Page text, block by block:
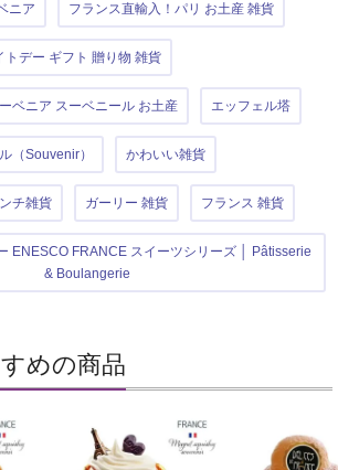
ニア フランス直輸入！パリ お土産 雑貨
トデー ギフト 贈り物 雑貨
ベニア スーベニール お土産 エッフェル塔
（Souvenir） かわいい雑貨
チ雑貨 ガーリー 雑貨 フランス 雑貨
ENESCO FRANCE スイーツシリーズ │ Pâtisserie
& Boulangerie
めの商品